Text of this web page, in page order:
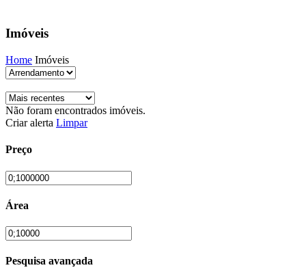
Imóveis
Home Imóveis
Não foram encontrados imóveis.
Criar alerta Limpar
Preço
Área
Pesquisa avançada